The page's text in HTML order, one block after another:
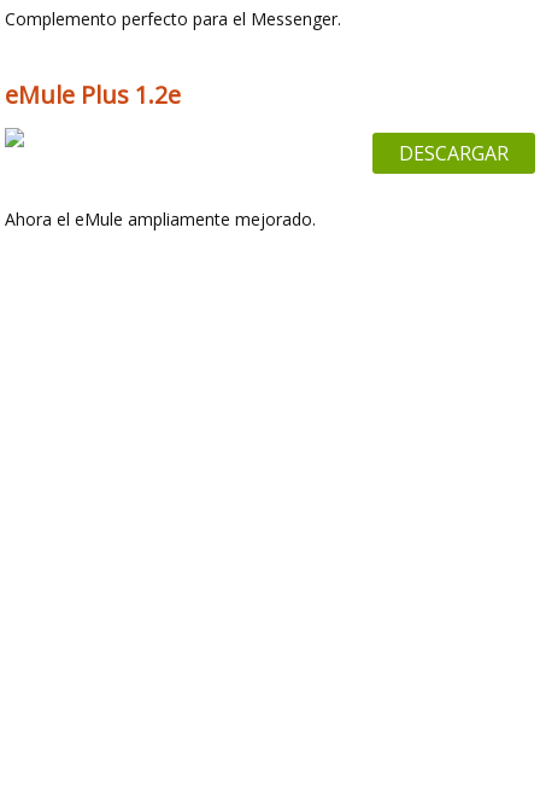
Complemento perfecto para el Messenger.
eMule Plus 1.2e
DESCARGAR
Ahora el eMule ampliamente mejorado.